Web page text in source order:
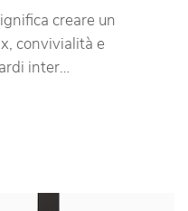
creare un
convivialità e
inter…